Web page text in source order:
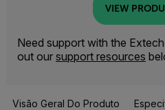
VIEW
Need support with the
out our support resources
Visão Geral Do Produto